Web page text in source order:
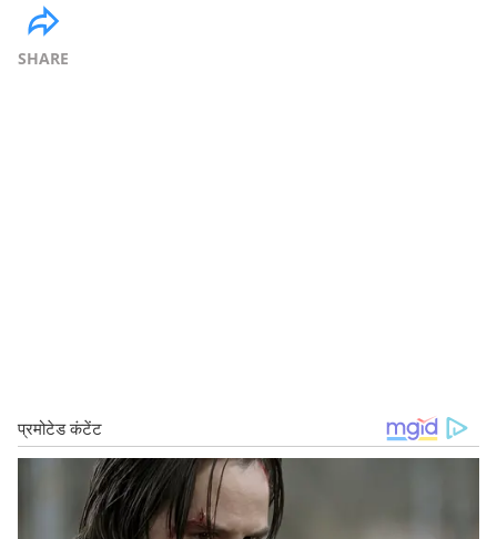
SHARE